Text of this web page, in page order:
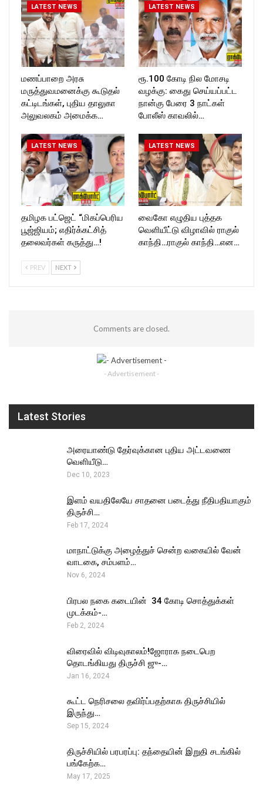
T_TIMESC
LATEST NEWS
மணப்பாறை அரசு
மருத்துவமனைக்கு கூடுதல்
கட்டிடங்கள், புதிய தாலுகா
அலுவலகம் அமைக்க…
LATEST NEWS
ரூ.100 கோடி நில மோசடி
வழக்கு: கைது செய்யப்பட்ட
நான்கு பேரை 3 நாட்கள்
போலீஸ் காவலில்…
LATEST NEWS
தமிழக பட்ஜெட் “மிகப்பெரிய
பூஜ்ஜியம்; எதிர்க்கட்சித்
தலைவர்கள் கருத்து…!
LATEST NEWS
வைகோ எழுதிய புத்தக
வெளியீட்டு விழாவில் ராகுல்
காந்தி…ராகுல் காந்தி…என…
PREV NEXT
Comments are closed.
- Advertisement -
Latest Stories
அரையாண்டு தேர்வுக்கான புதிய அட்டவணை
வெளியீடு…
Dec 10, 2023
இளம் வயதிலேயே சாதனை படைத்து நீதிபதியாகும்
திருச்சி…
Feb 17, 2024
மாநாட்டுக்கு அழைத்துச் சென்ற வகையில் வேன்
வாடகை, சம்பளம்…
Nov 6, 2024
பிரபல நகை கடையின் ₹ 34 கோடி சொத்துக்கள்
முடக்கம்-…
Feb 2, 2024
விரைவில் விடிவுகாலம்!ஜோராக நடைபெற
தொடங்கியது திருச்சி ஜு-…
Jan 16, 2024
கூட்ட நெரிசலை தவிர்ப்பதற்காக திருச்சியில்
இருந்து…
Sep 15, 2024
திருச்சியில் பரபரப்பு: தந்தையின் இறுதி சடங்கில்
பங்கேற்க…
May 17, 2025